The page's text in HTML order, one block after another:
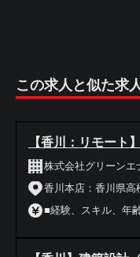
この求人と似た求
【香川：リモート
株式会社グリーンエ
香川本店：香川県高
■経験、スキル、年